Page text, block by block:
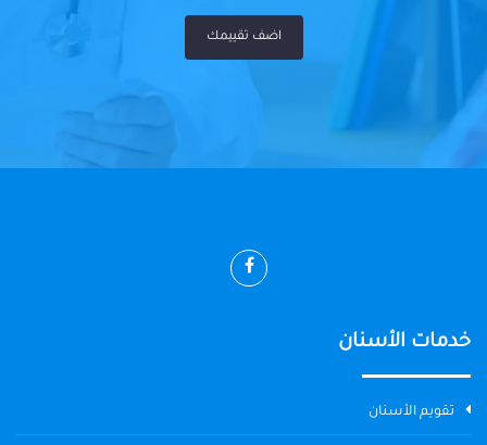
اضف تقييمك
خدمات الأسنان
تقويم الأسنان